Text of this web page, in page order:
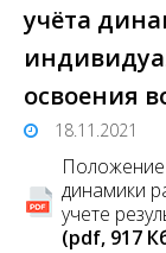
учёта
освоения
18.11.2021
Положение
динамики
учете
(pdf, 917